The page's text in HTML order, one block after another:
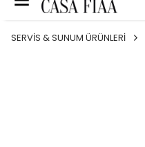
SERVİS & SUNUM ÜRÜNLERİ